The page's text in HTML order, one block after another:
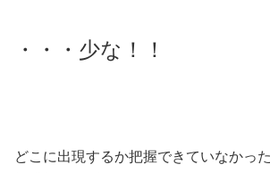
・・・少な！！
どこに出現するか把握できていなかっ